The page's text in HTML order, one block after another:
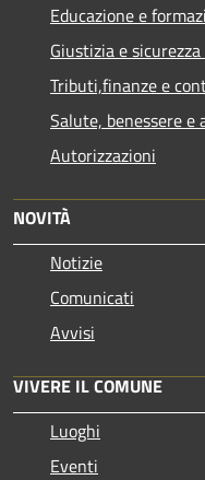
Educazione e
Giustizia e
Tributi,finanze e
Salute, benessere e
Autorizzazioni
NOVITÀ
Notizie
Comunicati
Avvisi
VIVERE IL COMUNE
Luoghi
Eventi